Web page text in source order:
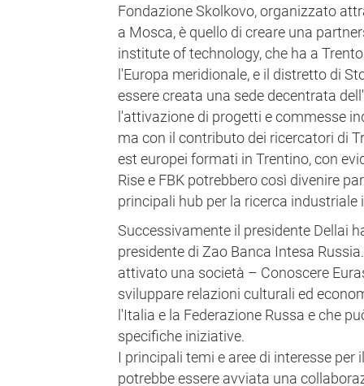
Fondazione Skolkovo, organizzato
a Mosca, è quello di creare una
institute of technology, che ha a
l'Europa meridionale, e il distretto di
essere creata una sede decentrata
l'attivazione di progetti e commesse
ma con il contributo dei ricercatori di
est europei formati in Trentino, con
Rise e FBK potrebbero così divenire
principali hub per la ricerca industriale
Successivamente il presidente Dellai
presidente di Zao Banca Intesa
attivato una società – Conoscere
sviluppare relazioni culturali ed
l'Italia e la Federazione Russa e che
specifiche iniziative.
I principali temi e aree di interesse
potrebbe essere avviata una